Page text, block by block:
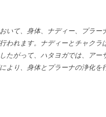
いて、身体、ナディー、プラー
われます。ナディーとチャクラ
たがって、ハタヨガでは、アー
より、身体とプラーナの浄化を